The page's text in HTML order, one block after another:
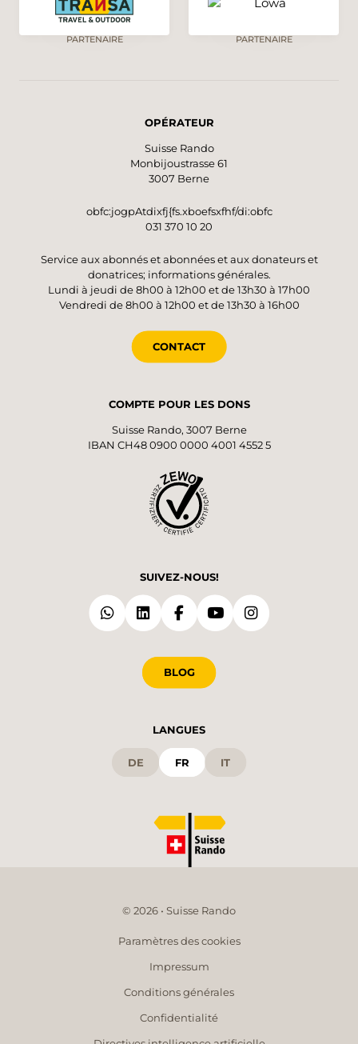
PARTENAIRE PARTENAIRE
OPÉRATEUR
Suisse Rando
Monbijoustrasse 61
3007 Berne
obfc:jogpAtdixfj{fs.xboefsxfhf/di:obfc
031 370 10 20
Service aux abonnés et abonnées et aux donateurs et
donatrices; informations générales.
Lundi à jeudi de 8h00 à 12h00 et de 13h30 à 17h00
Vendredi de 8h00 à 12h00 et de 13h30 à 16h00
CONTACT
COMPTE POUR LES DONS
Suisse Rando, 3007 Berne
IBAN CH48 0900 0000 4001 4552 5
SUIVEZ-NOUS!
BLOG
LANGUES
DE FR IT
© 2026 • Suisse Rando
Paramètres des cookies
Impressum
Conditions générales
Confidentialité